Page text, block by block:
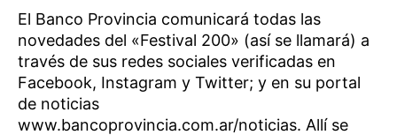
El Banco Provincia comunicará todas las
novedades del «Festival 200» (así se llamará) a
través de sus redes sociales verificadas en
Facebook, Instagram y Twitter; y en su portal
de noticias
www.bancoprovincia.com.ar/noticias. Allí se